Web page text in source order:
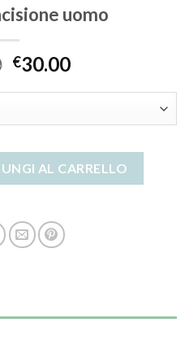
uomo
€30.00
quantitàAL CARRELLO